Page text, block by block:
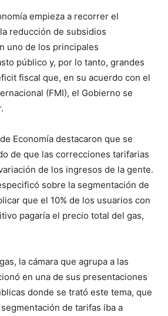
empieza a recorrer el
reducción de subsidios
uno de los principales
público y, por lo tanto, grandes
fiscal que, en su acuerdo con el
(FMI), el Gobierno se
Economía destacaron que se
de que las correcciones tarifarias
de los ingresos de la gente.
sobre la segmentación de
que el 10% de los usuarios con
pagaría el precio total del gas,
la cámara que agrupa a las
en una de sus presentaciones
donde se trató este tema, que
de tarifas iba a